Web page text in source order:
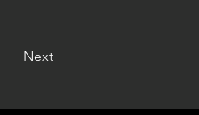
Next